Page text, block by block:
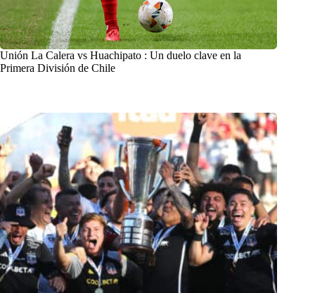
Unión La Calera vs Huachipato : Un duelo clave en la
Primera División de Chile